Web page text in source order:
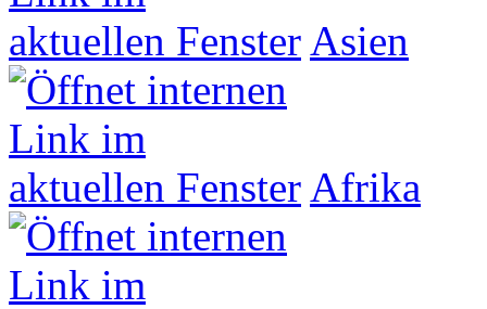
Asien
Afrika